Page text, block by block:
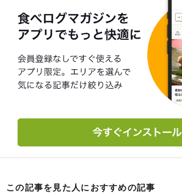
この記事を見た人におすすめの記事